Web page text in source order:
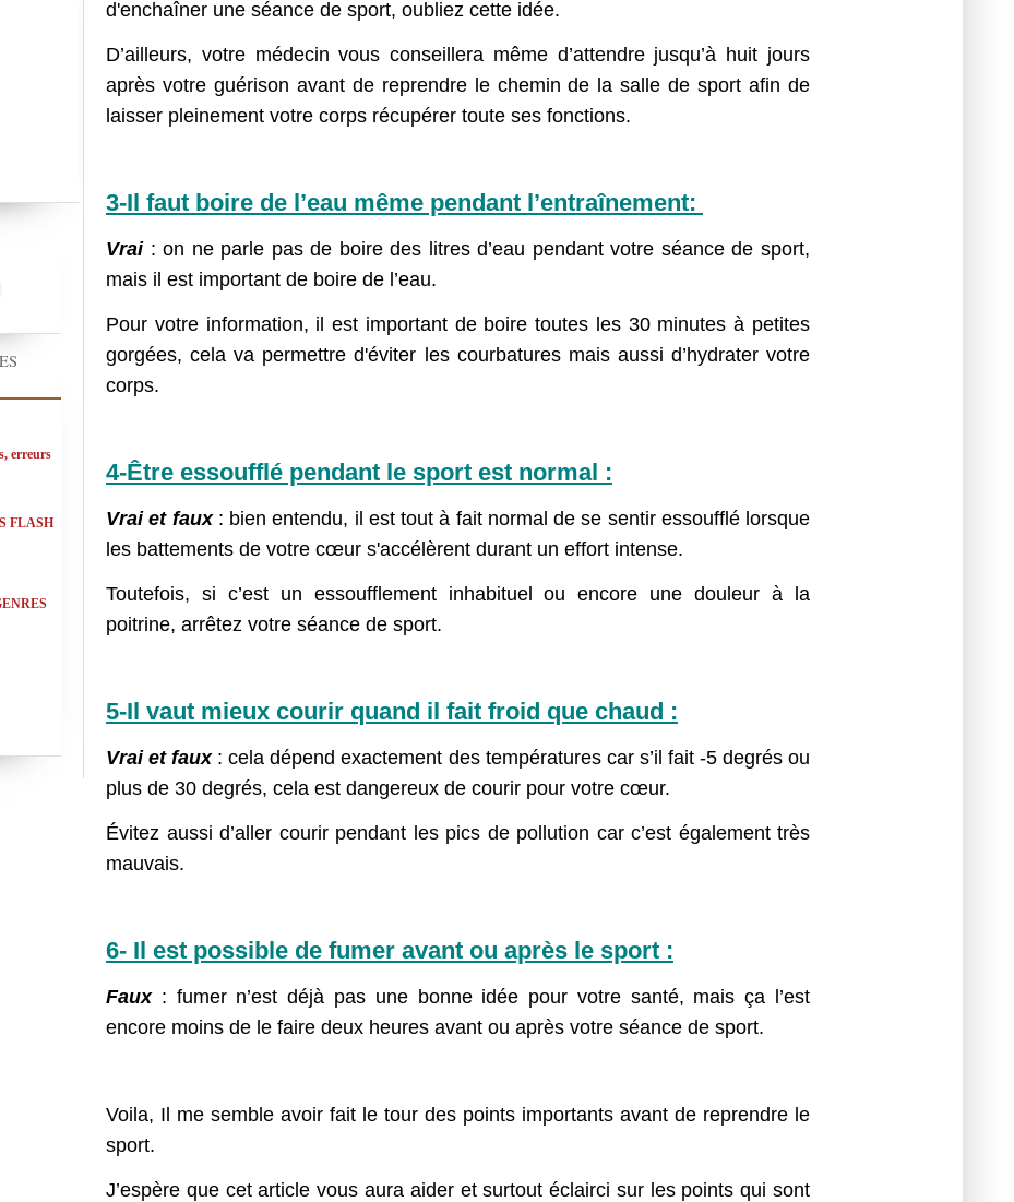
d'enchaîner une séance de sport, oubliez cette idée.
D’ailleurs, votre médecin vous conseillera même d’attendre jusqu’à huit jours
après votre guérison avant de reprendre le chemin de la salle de sport afin de
laisser pleinement votre corps récupérer toute ses fonctions.
3-Il faut boire de l’eau même pendant l’entraînement:
Vrai : on ne parle pas de boire des litres d’eau pendant votre séance de sport,
mais il est important de boire de l’eau.
Pour votre information, il est important de boire toutes les 30 minutes à petites
gorgées, cela va permettre d'éviter les courbatures mais aussi d’hydrater votre
corps.
4-Être essoufflé pendant le sport est normal :
Vrai et faux : bien entendu, il est tout à fait normal de se sentir essoufflé lorsque
les battements de votre cœur s'accélèrent durant un effort intense.
Toutefois, si c’est un essoufflement inhabituel ou encore une douleur à la
poitrine, arrêtez votre séance de sport.
5-Il vaut mieux courir quand il fait froid que chaud :
Vrai et faux: cela dépend exactement des températures car s’il fait -5 degrés ou
plus de 30 degrés, cela est dangereux de courir pour votre cœur.
Évitez aussi d’aller courir pendant les pics de pollution car c’est également très
mauvais.
6- Il est possible de fumer avant ou après le sport :
Faux : fumer n’est déjà pas une bonne idée pour votre santé, mais ça l’est
encore moins de le faire deux heures avant ou après votre séance de sport.
Voila, Il me semble avoir fait le tour des points importants avant de reprendre le
sport.
J’espère que cet article vous aura aider et surtout éclairci sur les points qui sont
erreurs
FLASH